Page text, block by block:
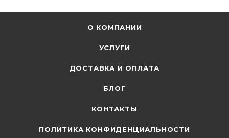
О КОМПАНИИ
УСЛУГИ
ДОСТАВКА И ОПЛАТА
БЛОГ
КОНТАКТЫ
ПОЛИТИКА КОНФИДЕНЦИАЛЬНОСТИ